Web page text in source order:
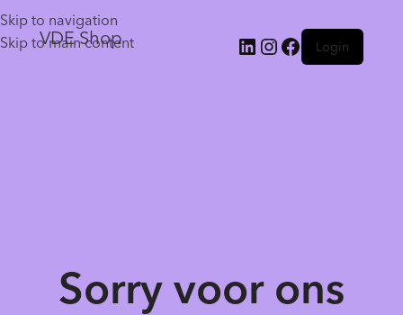
Skip to navigation
Skip to main content
VDE Shop Login
Sorry voor ons